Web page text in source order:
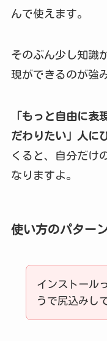
んで使えます。
そのぶん少し知識
現ができるのが強
「もっと自由に表
だわりたい」人に
くると、自分だけ
なりますよ。
使い方のパター
インストール
うで尻込みし